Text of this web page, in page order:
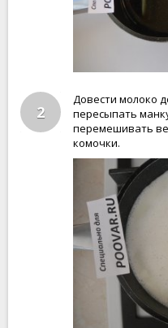
2
Довести молоко
пересыпать
перемешивать
комочки.